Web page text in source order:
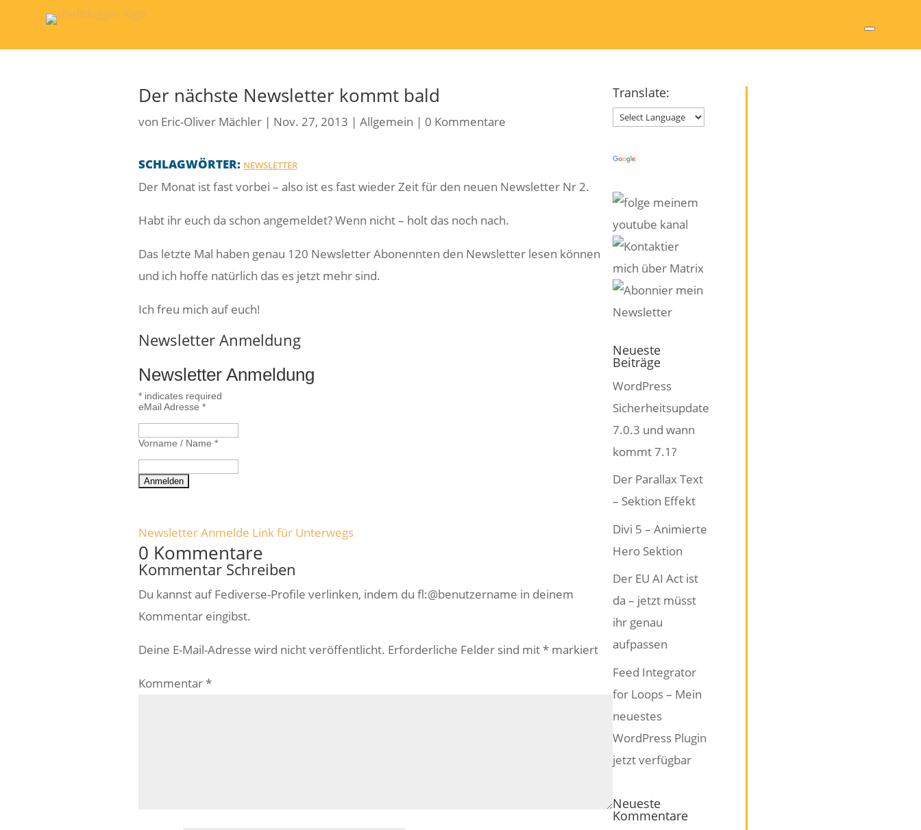
Der nächste Newsletter kommt bald
von Eric-Oliver Mächler| Nov. 27, 2013 | Allgemein | 0 Kommentare
SCHLAGWÖRTER: NEWSLETTER
Der Monat ist fast vorbei – also ist es fast wieder Zeit für den neuen Newsletter Nr 2.
Habt ihr euch da schon angemeldet? Wenn nicht – holt das noch nach.
Das letzte Mal haben genau 120 Newsletter Abonennten den Newsletter lesen können
und ich hoffe natürlich das es jetzt mehr sind.
Ich freu mich auf euch!
Newsletter Anmeldung
Newsletter Anmeldung
*indicates required
eMail Adresse *
Vorname / Name *
Newsletter Anmelde Link für Unterwegs
0 Kommentare
Kommentar Schreiben
Du kannst auf Fediverse-Profile verlinken, indem du fl:@benutzername in deinem
Kommentar eingibst.
Deine E-Mail-Adresse wird nicht veröffentlicht. Erforderliche Felder sind mit*markiert
Kommentar*
Translate:
Neueste
Beiträge
WordPress
Sicherheitsupdate
7.0.3 und wann
kommt 7.1?
Der Parallax Text
– Sektion Effekt
Divi 5 – Animierte
Hero Sektion
Der EU AI Act ist
da – jetzt müsst
ihr genau
aufpassen
Feed Integrator
for Loops – Mein
neuestes
WordPress Plugin
jetzt verfügbar
Neueste
Kommentare